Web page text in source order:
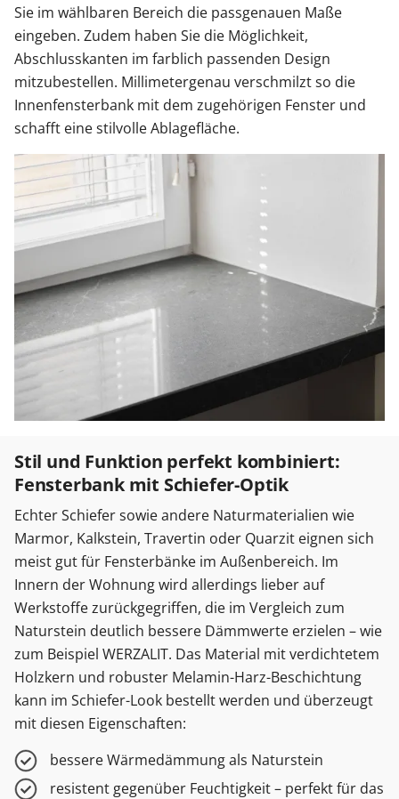
Sie im wählbaren Bereich die passgenauen Maße
eingeben. Zudem haben Sie die Möglichkeit,
Abschlusskanten im farblich passenden Design
mitzubestellen. Millimetergenau verschmilzt so die
Innenfensterbank mit dem zugehörigen Fenster und
schafft eine stilvolle Ablagefläche.
Stil und Funktion perfekt kombiniert:
Fensterbank mit Schiefer-Optik
Echter Schiefer sowie andere Naturmaterialien wie
Marmor, Kalkstein, Travertin oder Quarzit eignen sich
meist gut für Fensterbänke im Außenbereich. Im
Innern der Wohnung wird allerdings lieber auf
Werkstoffe zurückgegriffen, die im Vergleich zum
Naturstein deutlich bessere Dämmwerte erzielen – wie
zum Beispiel WERZALIT. Das Material mit verdichtetem
Holzkern und robuster Melamin-Harz-Beschichtung
kann im Schiefer-Look bestellt werden und überzeugt
mit diesen Eigenschaften:
bessere Wärmedämmung als Naturstein
resistent gegenüber Feuchtigkeit – perfekt für das